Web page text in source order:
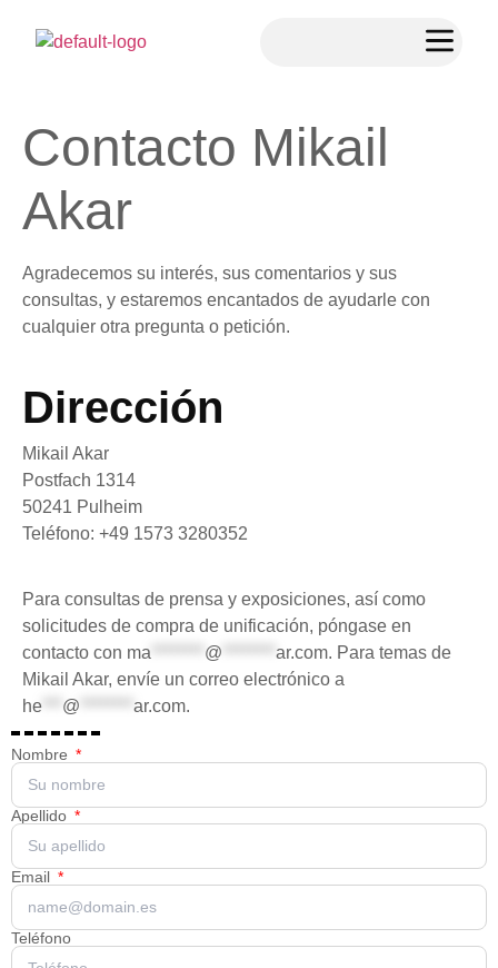
Contacto Mikail
Akar
Agradecemos su interés, sus comentarios y sus
consultas, y estaremos encantados de ayudarle con
cualquier otra pregunta o petición.
Dirección
Mikail Akar
Postfach 1314
50241 Pulheim
Teléfono: +49 1573 3280352
Para consultas de prensa y exposiciones, así como
solicitudes de compra de unificación, póngase en
contacto con ma @ ar.com. Para temas de
Mikail Akar, envíe un correo electrónico a
he
@ ar.com.
Nombre
Apellido
Email
Teléfono